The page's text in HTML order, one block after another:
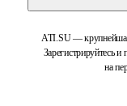
ATI.SU —
Зарегистрируйтесь
на